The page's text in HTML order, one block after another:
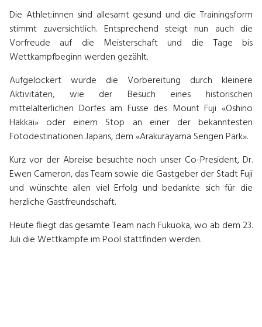
Die Athlet:innen sind allesamt gesund und die Trainingsform
stimmt zuversichtlich. Entsprechend steigt nun auch die
Vorfreude auf die Meisterschaft und die Tage bis
Wettkampfbeginn werden gezählt.
Aufgelockert wurde die Vorbereitung durch kleinere
Aktivitäten, wie der Besuch eines historischen
mittelalterlichen Dorfes am Fusse des Mount Fuji «Oshino
Hakkai» oder einem Stop an einer der bekanntesten
Fotodestinationen Japans, dem «Arakurayama Sengen Park».
Kurz vor der Abreise besuchte noch unser Co-President, Dr.
Ewen Cameron, das Team sowie die Gastgeber der Stadt Fuji
und wünschte allen viel Erfolg und bedankte sich für die
herzliche Gastfreundschaft.
Heute fliegt das gesamte Team nach Fukuoka, wo ab dem 23.
Juli die Wettkämpfe im Pool stattfinden werden.